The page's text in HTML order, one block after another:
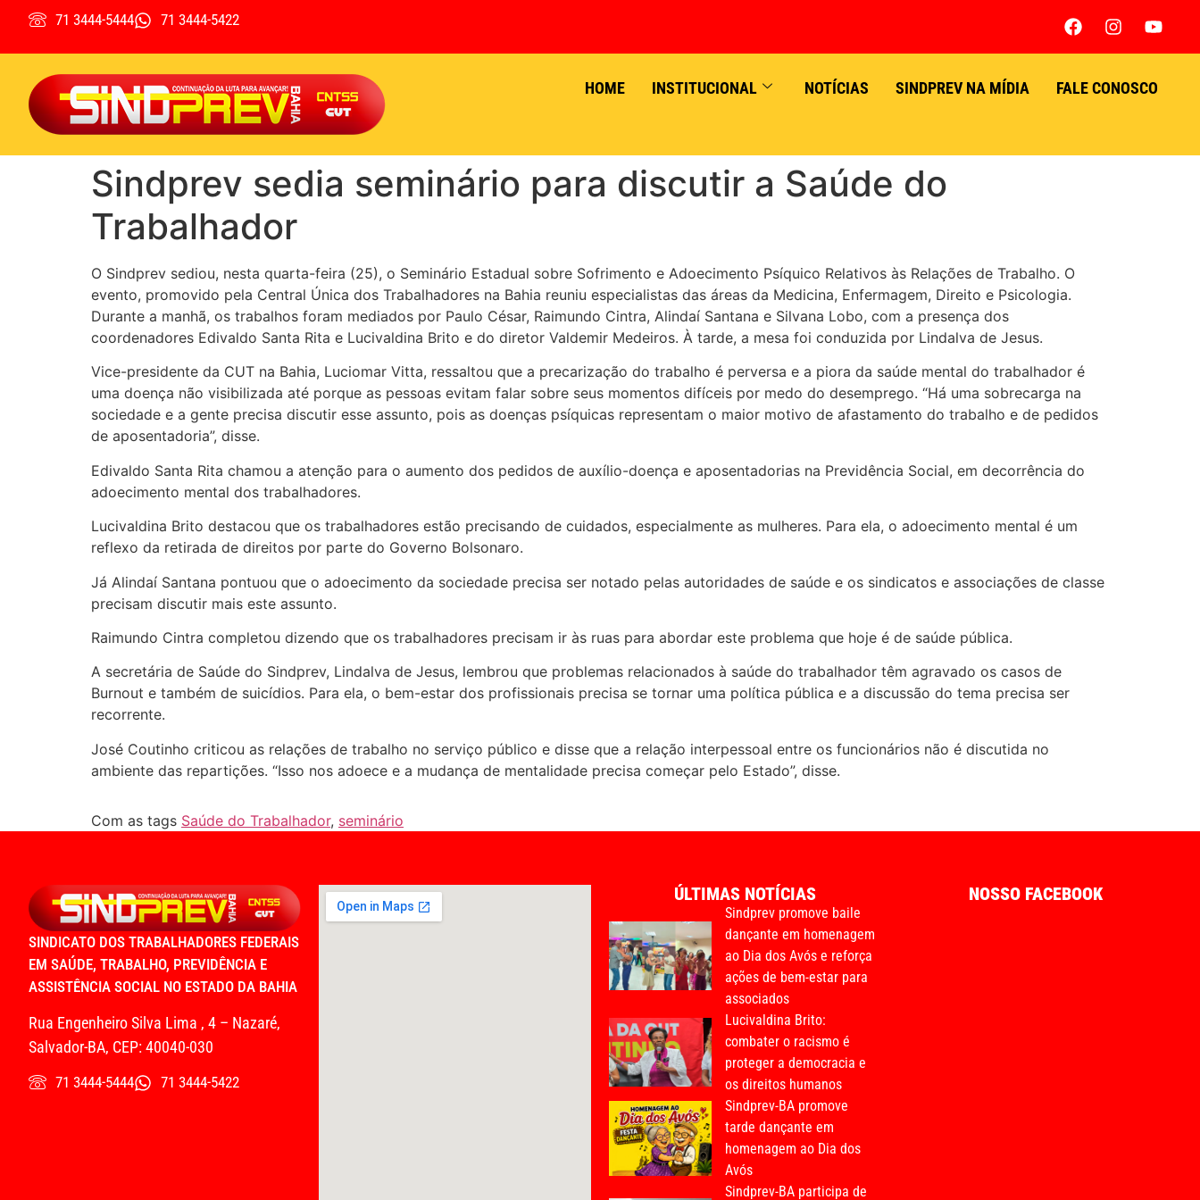
71 3444-5444 71 3444-5422
HOME INSTITUCIONAL NOTÍCIAS SINDPREV NA MÍDIA FALE CONOSCO
Sindprev sedia seminário para discutir a Saúde do
Trabalhador
O Sindprev sediou, nesta quarta-feira (25), o Seminário Estadual sobre Sofrimento e Adoecimento Psíquico Relativos às Relações de Trabalho. O
evento, promovido pela Central Única dos Trabalhadores na Bahia reuniu especialistas das áreas da Medicina, Enfermagem, Direito e Psicologia.
Durante a manhã, os trabalhos foram mediados por Paulo César, Raimundo Cintra, Alindaí Santana e Silvana Lobo, com a presença dos
coordenadores Edivaldo Santa Rita e Lucivaldina Brito e do diretor Valdemir Medeiros. À tarde, a mesa foi conduzida por Lindalva de Jesus.
Vice-presidente da CUT na Bahia, Luciomar Vitta, ressaltou que a precarização do trabalho é perversa e a piora da saúde mental do trabalhador é
uma doença não visibilizada até porque as pessoas evitam falar sobre seus momentos difíceis por medo do desemprego. “Há uma sobrecarga na
sociedade e a gente precisa discutir esse assunto, pois as doenças psíquicas representam o maior motivo de afastamento do trabalho e de pedidos
de aposentadoria”, disse.
Edivaldo Santa Rita chamou a atenção para o aumento dos pedidos de auxílio-doença e aposentadorias na Previdência Social, em decorrência do
adoecimento mental dos trabalhadores.
Lucivaldina Brito destacou que os trabalhadores estão precisando de cuidados, especialmente as mulheres. Para ela, o adoecimento mental é um
reflexo da retirada de direitos por parte do Governo Bolsonaro.
Já Alindaí Santana pontuou que o adoecimento da sociedade precisa ser notado pelas autoridades de saúde e os sindicatos e associações de classe
precisam discutir mais este assunto.
Raimundo Cintra completou dizendo que os trabalhadores precisam ir às ruas para abordar este problema que hoje é de saúde pública.
A secretária de Saúde do Sindprev, Lindalva de Jesus, lembrou que problemas relacionados à saúde do trabalhador têm agravado os casos de
Burnout e também de suicídios. Para ela, o bem-estar dos profissionais precisa se tornar uma política pública e a discussão do tema precisa ser
recorrente.
José Coutinho criticou as relações de trabalho no serviço público e disse que a relação interpessoal entre os funcionários não é discutida no
ambiente das repartições. “Isso nos adoece e a mudança de mentalidade precisa começar pelo Estado”, disse.
Com as tags Saúde do Trabalhador, seminário
SINDICATO DOS TRABALHADORES FEDERAIS
EM SAÚDE, TRABALHO, PREVIDÊNCIA E
ASSISTÊNCIA SOCIAL NO ESTADO DA BAHIA
Rua Engenheiro Silva Lima , 4 – Nazaré,
Salvador-BA, CEP: 40040-030
71 3444-5444 71 3444-5422
ÚLTIMAS NOTÍCIAS
Sindprev promove baile
dançante em homenagem
ao Dia dos Avós e reforça
ações de bem-estar para
associados
Lucivaldina Brito:
combater o racismo é
proteger a democracia e
os direitos humanos
Sindprev-BA promove
tarde dançante em
homenagem ao Dia dos
Avós
Sindprev-BA participa de
NOSSO FACEBOOK